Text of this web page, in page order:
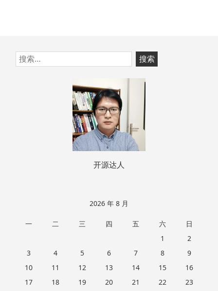
跳
至
搜
索：
开源达人
2026 年 8 月
一 二 三 四 五 六
日
1
2
3
4 5 6 7 8
9
10
11 12 13 14 15
16
17
18 19 20 21 22
23